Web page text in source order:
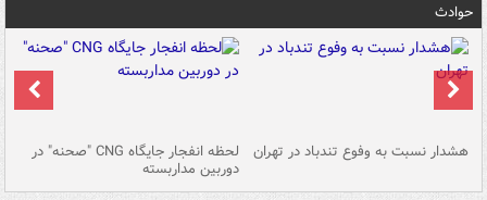
حوادث
هشدار نسبت به وفوع تندباد در تهران لحظه انفجار جایگاه CNG "صحنه" در
دوربین مداربسته